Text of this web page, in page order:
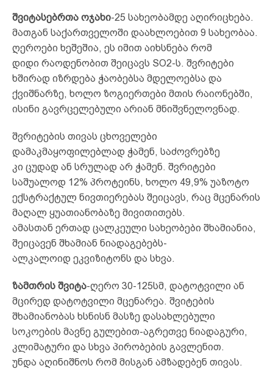
შვიტასებრთა ოჯახი-25 სახეობამდე აღირიცხება.
მათგან საქართველოში დაახლოებით 9 სახეობაა.
ღეროები ხეშეშია, ეს იმით აიხსნება რომ
დიდი რაოდენობით შეიცავს SO2-ს. შვრიტები
ხშირად იზრდება ჭაობებსა მდელოებსა და
ქვიშნარზე, ხოლო ზოგიერთები მთის რაიონებში,
ისინი გავრცელებული არიან მნიშვნელოვნად.
შვრიტების თივას ცხოველები
დამაკმაყოფილებლად ჭამენ, საძოვრებზე
კი ცუდად ან სრულად არ ჭამენ. შვრიტები
საშუალოდ 12% პროტეინს, ხოლო 49,9% უაზოტო
ექსტრაქტულ ნივთიერებას შეიცავს, რაც მცენარის
მაღალ ყუათიანობაზე მივითითებს.
ამასთან ერთად ცალკეული სახეობები შხამიანია,
შეიცავენ შხამიან ნიადაგებებს-
ალკალოიდ ეკვიზიტონს და სხვა.
ზამთრის შვიტა-ღერო 30-125სმ, დატოტვილი ან
მცირედ დატოტვილი მცენარეა. შვიტების
შხამიანობას ხსნისნ მასზე დასახლებული
სოკოების მავნე გულებით-აგრეთვე ნიადაგური,
კლიმატური და სხვა პირობების გავლენით.
უნდა აღინიშნოს რომ მისგან ამზადებენ თივას.